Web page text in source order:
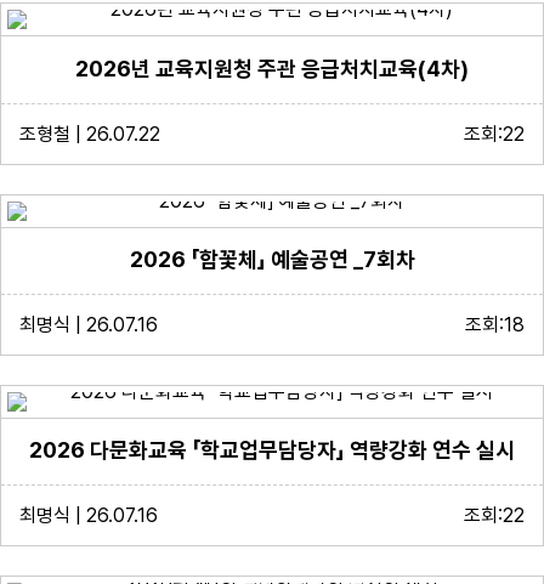
2026년 교육지원청 주관 응급처치교육(4차)
조형철 | 26.07.22 조회:22
2026 「함꽃체」 예술공연 _7회차
최명식 | 26.07.16 조회:18
2026 다문화교육 「학교업무담당자」 역량강화 연수 실시
최명식 | 26.07.16 조회:22